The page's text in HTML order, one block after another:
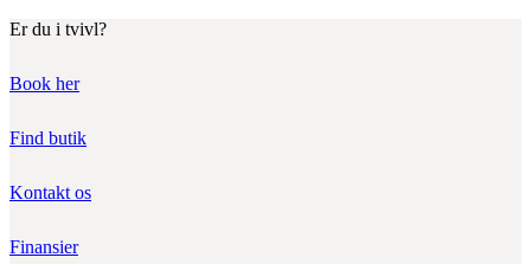
Er du i tvivl?
Book her
Find butik
Kontakt os
Finansier